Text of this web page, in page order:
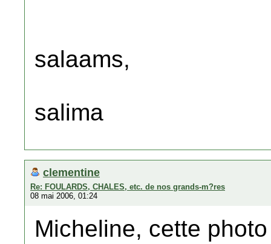
salaams,
salima
clementine
Re: FOULARDS, CHALES, etc. de nos grands-m?res
08 mai 2006, 01:24
Micheline, cette